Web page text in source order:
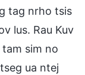
tag nrho tsis
lus. Rau Kuv
sim no
ua ntej